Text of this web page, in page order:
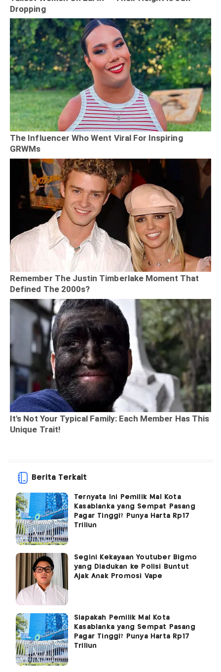
Berita Terkait
Ternyata Ini Pemilik Mal Kota
Kasablanka yang Sempat Pasang
Pagar Tinggi? Punya Harta Rp17
Triliun
Segini Kekayaan Youtuber Bigmo
yang Diadukan ke Polisi Buntut
Ajak Anak Promosi Vape
Siapakah Pemilik Mal Kota
Kasablanka yang Sempat Pasang
Pagar Tinggi? Punya Harta Rp17
Triliun